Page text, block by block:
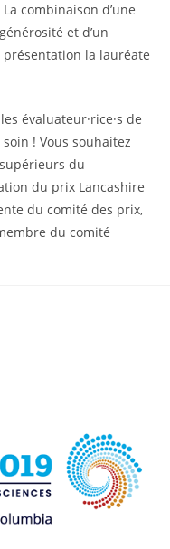
combinaison d’une
et d’un
la lauréate
évaluateur·rice·s de
! Vous souhaitez
du
du prix Lancashire
du comité des prix,
du comité